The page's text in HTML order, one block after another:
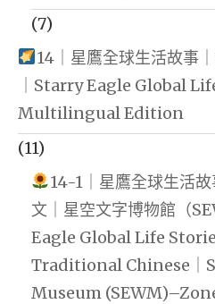
(7)
14｜星鷹全球生活故事
｜Starry Eagle Global
Multilingual Edition
(11)
14-1｜星鷹全球生活
文｜星空文字博物館（
Eagle Global Life
Traditional Chinese｜
Museum